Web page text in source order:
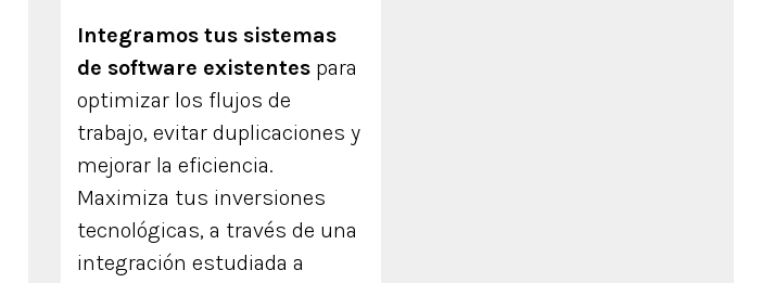
Integramos tus sistemas
de software existentes para
optimizar los flujos de
trabajo, evitar duplicaciones y
mejorar la eficiencia.
Maximiza tus inversiones
tecnológicas, a través de una
integración estudiada a